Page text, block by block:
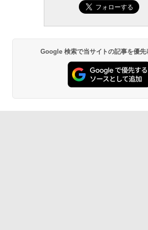
Google 検索で当サイトの記事を優先